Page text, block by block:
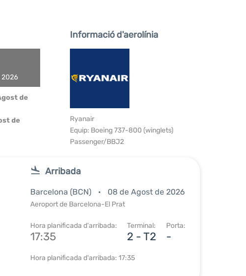
2026
de
de
Informació d'aerolínia
Ryanair
Equip: Boeing 737-800 (winglets)
Passenger/BBJ2
Arribada
Barcelona (BCN) 08 de Agost de 2026
Aeroport de Barcelona-El Prat
Hora planificada d'arribada:
17:35
Terminal:
2 - T2
Porta:
-
Hora planificada d'arribada: 17:35